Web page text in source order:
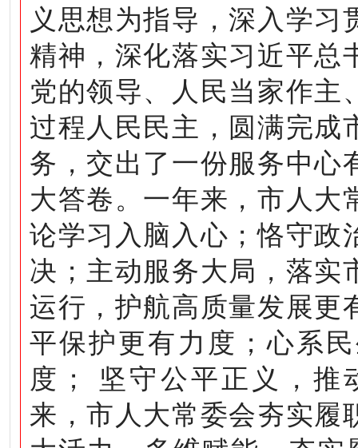
义思想为指导，深入学
精神，深化落实习近平总
党的领导、人民当家作主
过程人民民主，圆满完成
务，交出了一份服务中心
大答卷。一年来，市人大
论学习入脑入心；恪守政
决；主动服务大局，落实
运行，护航高质量发展更
平保护更有力度；心系
度； 坚守公平正义，推
来，市人大常委会夯实履